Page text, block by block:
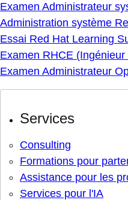
Examen Administrateur
Administration système
Essai Red Hat Learning
Examen RHCE
Examen Administrateur
Services
Consulting
Formations pour
Assistance pour les
Services pour l'IA